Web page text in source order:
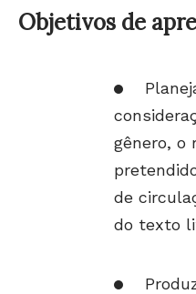
Objetivos de
gênero, o
de
do texto